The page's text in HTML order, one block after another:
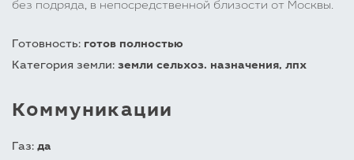
без подряда, в непосредственной близости от Москвы.
Готовность: готов полностью
Категория земли: земли сельхоз. назначения, лпх
Коммуникации
Газ: да